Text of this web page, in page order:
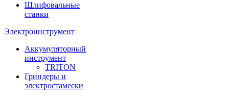
Шлифовальные
станки
Электроинструмент
Аккумуляторный
инструмент
TRITON
Гриндеры и
электростамески